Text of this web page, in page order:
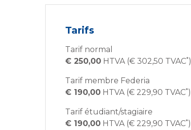
Tarifs
Tarif normal
€ 250,00 HTVA (€ 302,50 TVAC*)
Tarif membre Federia
€ 190,00 HTVA (€ 229,90 TVAC*)
Tarif étudiant/stagiaire
€ 190,00 HTVA (€ 229,90 TVAC*)